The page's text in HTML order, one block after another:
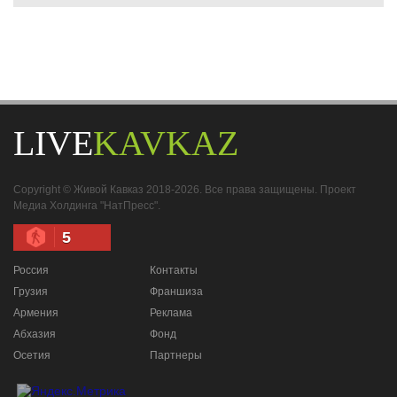
LIVEKAVKAZ
Copyright © Живой Кавказ 2018-2026. Все права защищены. Проект
Медиа Холдинга "НатПресс".
5
Россия
Грузия
Армения
Абхазия
Осетия
Контакты
Франшиза
Реклама
Фонд
Партнеры